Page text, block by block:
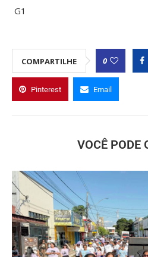
G1
COMPARTILHE 0
Pinterest Email
VOCÊ PODE